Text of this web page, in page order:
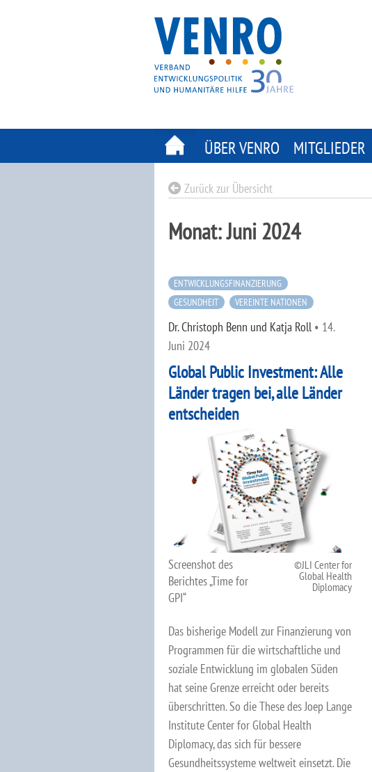
ÜBER VENRO MITGLIEDER
Zurück zur Übersicht
Monat:Juni 2024
ENTWICKLUNGSFINANZIERUNG
GESUNDHEIT
VEREINTE NATIONEN
Dr. Christoph Benn und Katja Roll • 14.
Juni 2024
Global Public Investment: Alle
Länder tragen bei, alle Länder
entscheiden
Screenshot des
Berichtes „Time for
GPI“
JLI Center for
Global Health
Diplomacy
Das bisherige Modell zur Finanzierung von
Programmen für die wirtschaftliche und
soziale Entwicklung im globalen Süden
hat seine Grenze erreicht oder bereits
überschritten. So die These des Joep Lange
Institute Center for Global Health
Diplomacy, das sich für bessere
Gesundheitssysteme weltweit einsetzt. Die